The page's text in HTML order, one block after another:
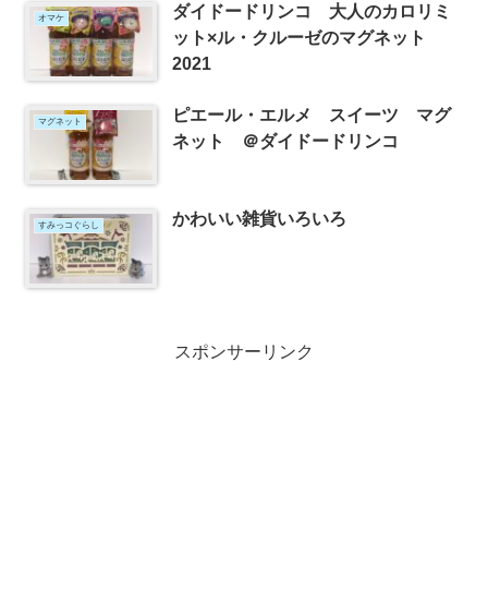
オマケ
ダイドードリンコ 大人のカロリミ
ット×ル・クルーゼのマグネット
2021
マグネット
ピエール・エルメ スイーツ マグ
ネット ＠ダイドードリンコ
すみっコぐらし かわいい雑貨いろいろ
スポンサーリンク